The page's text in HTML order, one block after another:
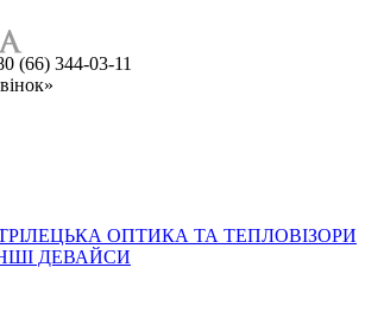
(66) 344-03-11
ОПТИКА ТА ТЕПЛОВІЗОРИ
ДЕВАЙСИ